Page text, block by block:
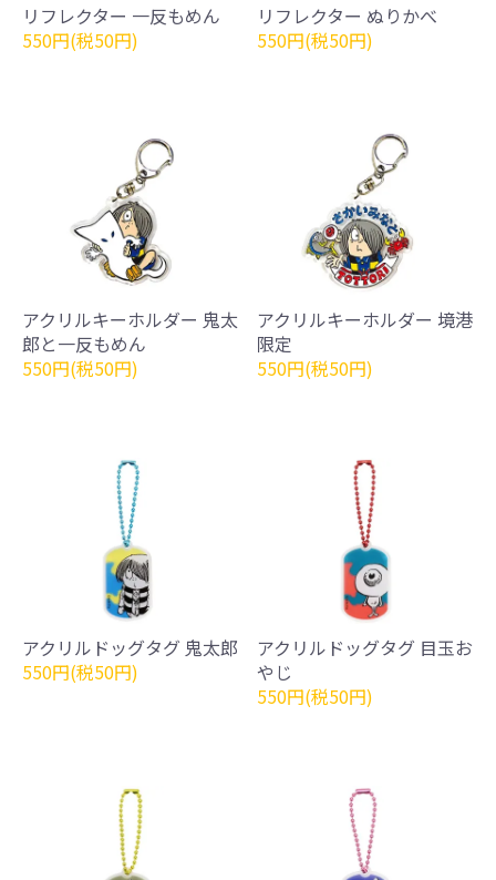
リフレクター 一反もめん
550円(税50円)
リフレクター ぬりかべ
550円(税50円)
アクリルキーホルダー 鬼太
郎と一反もめん
550円(税50円)
アクリルキーホルダー 境港
限定
550円(税50円)
アクリルドッグタグ 鬼太郎
550円(税50円)
アクリルドッグタグ 目玉お
やじ
550円(税50円)